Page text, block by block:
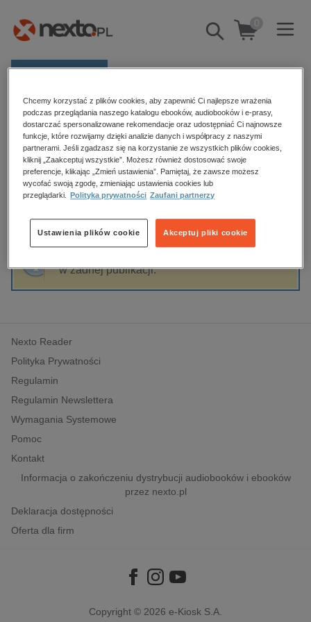
Pokaż/schowaj
wyszukiwarkę
0
Kategorie
Zobacz wszystkie E-prasa
budownictwo, aranżacja wnętrz
biznesowe, branżowe, gospodarka
dzienniki
edukacja
hobby, sport, rozrywka
komputery, internet, technologie, informatyka
polityka, społeczno-informacyjne
psychologiczne
inne
popularno-naukowe
historia
Strona główna Marta Motyl
Marta Motyl
Sortowanie Filtrowanie
w żadnej publikacji.
Nexto Reader
Polityka Prywatności
Regulamin
Regulamin Newslettera
Wymagania Systemowe
Pomoc
Kontakt
Informacja o zakończeniu dystrybucji audiobooków i ebooków
przez nexto.pl
Deklaracja dostępności
Oferta dla firm
Copyright © 2026 e-Kiosk S.A.
Chcemy korzystać z plików cookies, aby zapewnić Ci najlepsze wrażenia
podczas przeglądania naszego katalogu ebooków, audiobooków i e-prasy,
dostarczać spersonalizowane rekomendacje oraz udostępniać Ci najnowsze
funkcje, które rozwijamy dzięki analizie danych i współpracy z naszymi
partnerami. Jeśli zgadzasz się na korzystanie ze wszystkich plików cookies,
kliknij „Zaakceptuj wszystkie”. Możesz również dostosować swoje
preferencje, klikając „Zmień ustawienia”. Pamiętaj, że zawsze możesz
wycofać swoją zgodę, zmieniając ustawienia cookies lub
przeglądarki.
Polityka prywatności Zaufani partnerzy
Akceptuj pliki cookie
Ustawienia plików cookie